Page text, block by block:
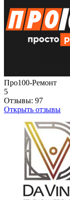
Про100-Ремонт
5
Отзывы: 97
Открыть отзывы